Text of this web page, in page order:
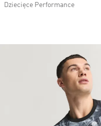
Dziecięce Performance